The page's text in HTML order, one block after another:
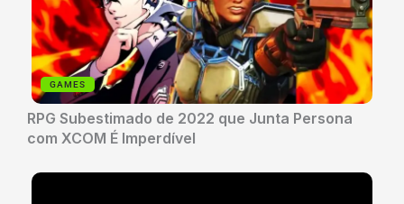
GAMES
RPG Subestimado de 2022 que Junta Persona
com XCOM É Imperdível